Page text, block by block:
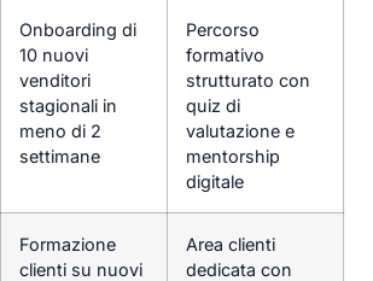
Onboarding di
10 nuovi
venditori
stagionali in
meno di 2
settimane
Percorso
formativo
strutturato con
quiz di
valutazione e
mentorship
digitale
Formazione
clienti su nuovi
Area clienti
dedicata con